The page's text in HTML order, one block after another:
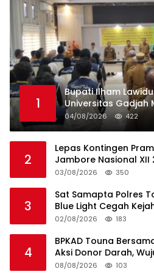
1
Bupati Ilham Lawidu
Universitas Gadjah
Bertugas di Togean
04/08/2026 422
2
Lepas Kontingen
Jambore Nasional XII
Surya
03/08/2026 350
3
Sat Samapta Polres
Blue Light Cegah
02/08/2026 183
4
BPKAD Touna
Aksi Donor Darah,
Sesama
08/08/2026 103